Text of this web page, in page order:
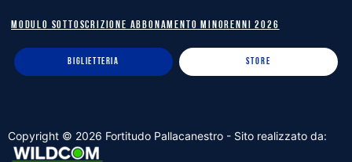
MODULO SOTTOSCRIZIONE ABBONAMENTO MINORENNI 2026
BIGLIETTERIA STORE
Copyright © 2026 Fortitudo Pallacanestro - Sito realizzato da: